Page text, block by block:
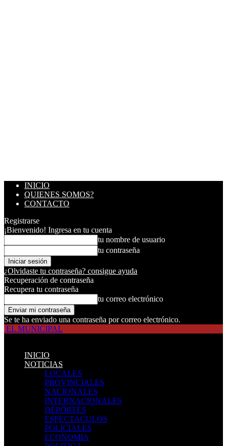
INICIO
QUIENES SOMOS?
CONTACTO
Registrarse
¡Bienvenido! Ingresa en tu cuenta
tu nombre de usuario
tu contraseña
¿Olvidaste tu contraseña? consigue ayuda
Recuperación de contraseña
Recupera tu contraseña
tu correo electrónico
Se te ha enviado una contraseña por correo electrónico.
EL MUNICIPAL
INICIO
NOTICIAS
LOCALES
PROVINCIALES
NACIONALES
INTERNACIONALES
DEPORTES
ESPECTACULOS
POLICIALES
ECONOMIA